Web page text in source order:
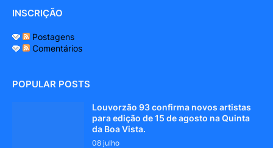
INSCRIÇÃO
Postagens
Comentários
POPULAR POSTS
Louvorzão 93 confirma novos artistas
para edição de 15 de agosto na Quinta
da Boa Vista.
08 julho